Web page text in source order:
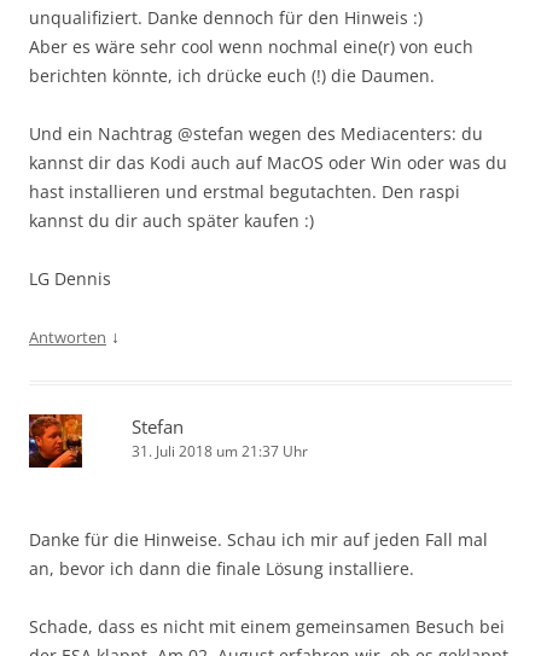
unqualifiziert. Danke dennoch für den Hinweis :)
Aber es wäre sehr cool wenn nochmal eine(r) von euch
berichten könnte, ich drücke euch (!) die Daumen.
Und ein Nachtrag @stefan wegen des Mediacenters: du
kannst dir das Kodi auch auf MacOS oder Win oder was du
hast installieren und erstmal begutachten. Den raspi
kannst du dir auch später kaufen :)
LG Dennis
Antworten ↓
Stefan
31. Juli 2018 um 21:37 Uhr
Danke für die Hinweise. Schau ich mir auf jeden Fall mal
an, bevor ich dann die finale Lösung installiere.
Schade, dass es nicht mit einem gemeinsamen Besuch bei